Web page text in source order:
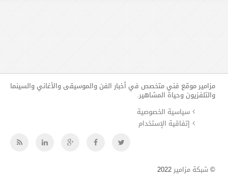
مزامير موقع فني متخصص في أخبار الفن والموسيقى والأغاني والسينما
والتلفزيون وحياة المشاهير.
سياسية الخصوصية
إتفاقية الإستخدام
©شبكة مزامير2022